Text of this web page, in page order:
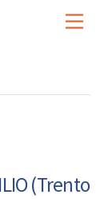
(Trento